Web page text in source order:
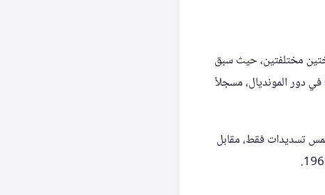
مختلفتين، حيث سبق
في دور المونديال، مسجلاً
تسديدات فقط، مقابل